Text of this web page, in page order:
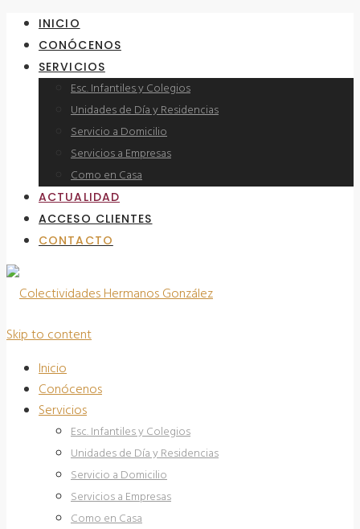
INICIO
CONÓCENOS
SERVICIOS
Esc. Infantiles y Colegios
Unidades de Día y Residencias
Servicio a Domicilio
Servicios a Empresas
Como en Casa
ACTUALIDAD
ACCESO CLIENTES
CONTACTO
Skip to content
Inicio
Conócenos
Servicios
Esc. Infantiles y Colegios
Unidades de Día y Residencias
Servicio a Domicilio
Servicios a Empresas
Como en Casa